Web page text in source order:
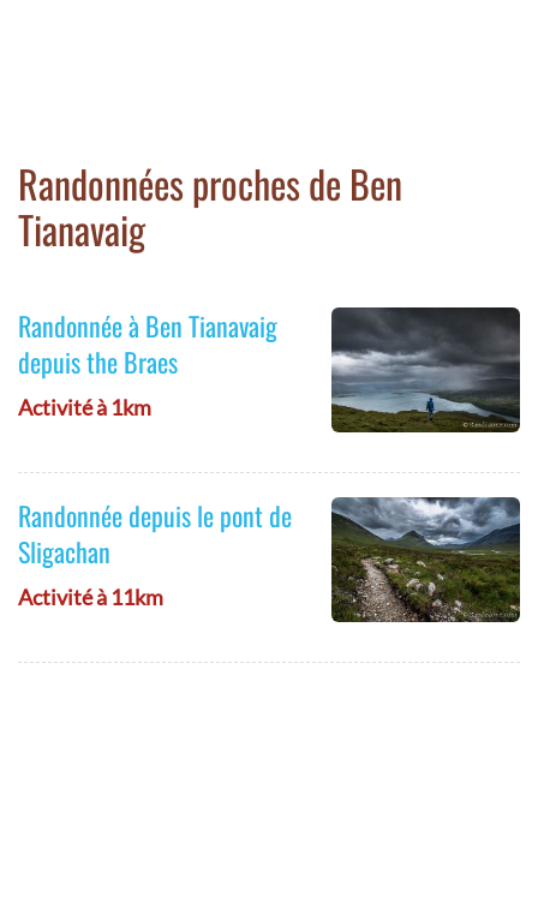
Randonnées proches de Ben
Tianavaig
Randonnée à Ben Tianavaig
depuis the Braes
Activité à 1km
Randonnée depuis le pont de
Sligachan
Activité à 11km